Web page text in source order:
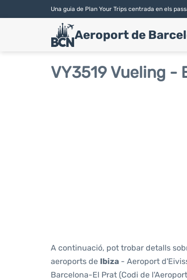
Una guia de Plan Your Trips centrada en els
Aeroport de
VY3519 Vueling -
A continuació, pot trobar detalls
aeroports de Ibiza - Aeroport
Barcelona-El Prat (Codi de